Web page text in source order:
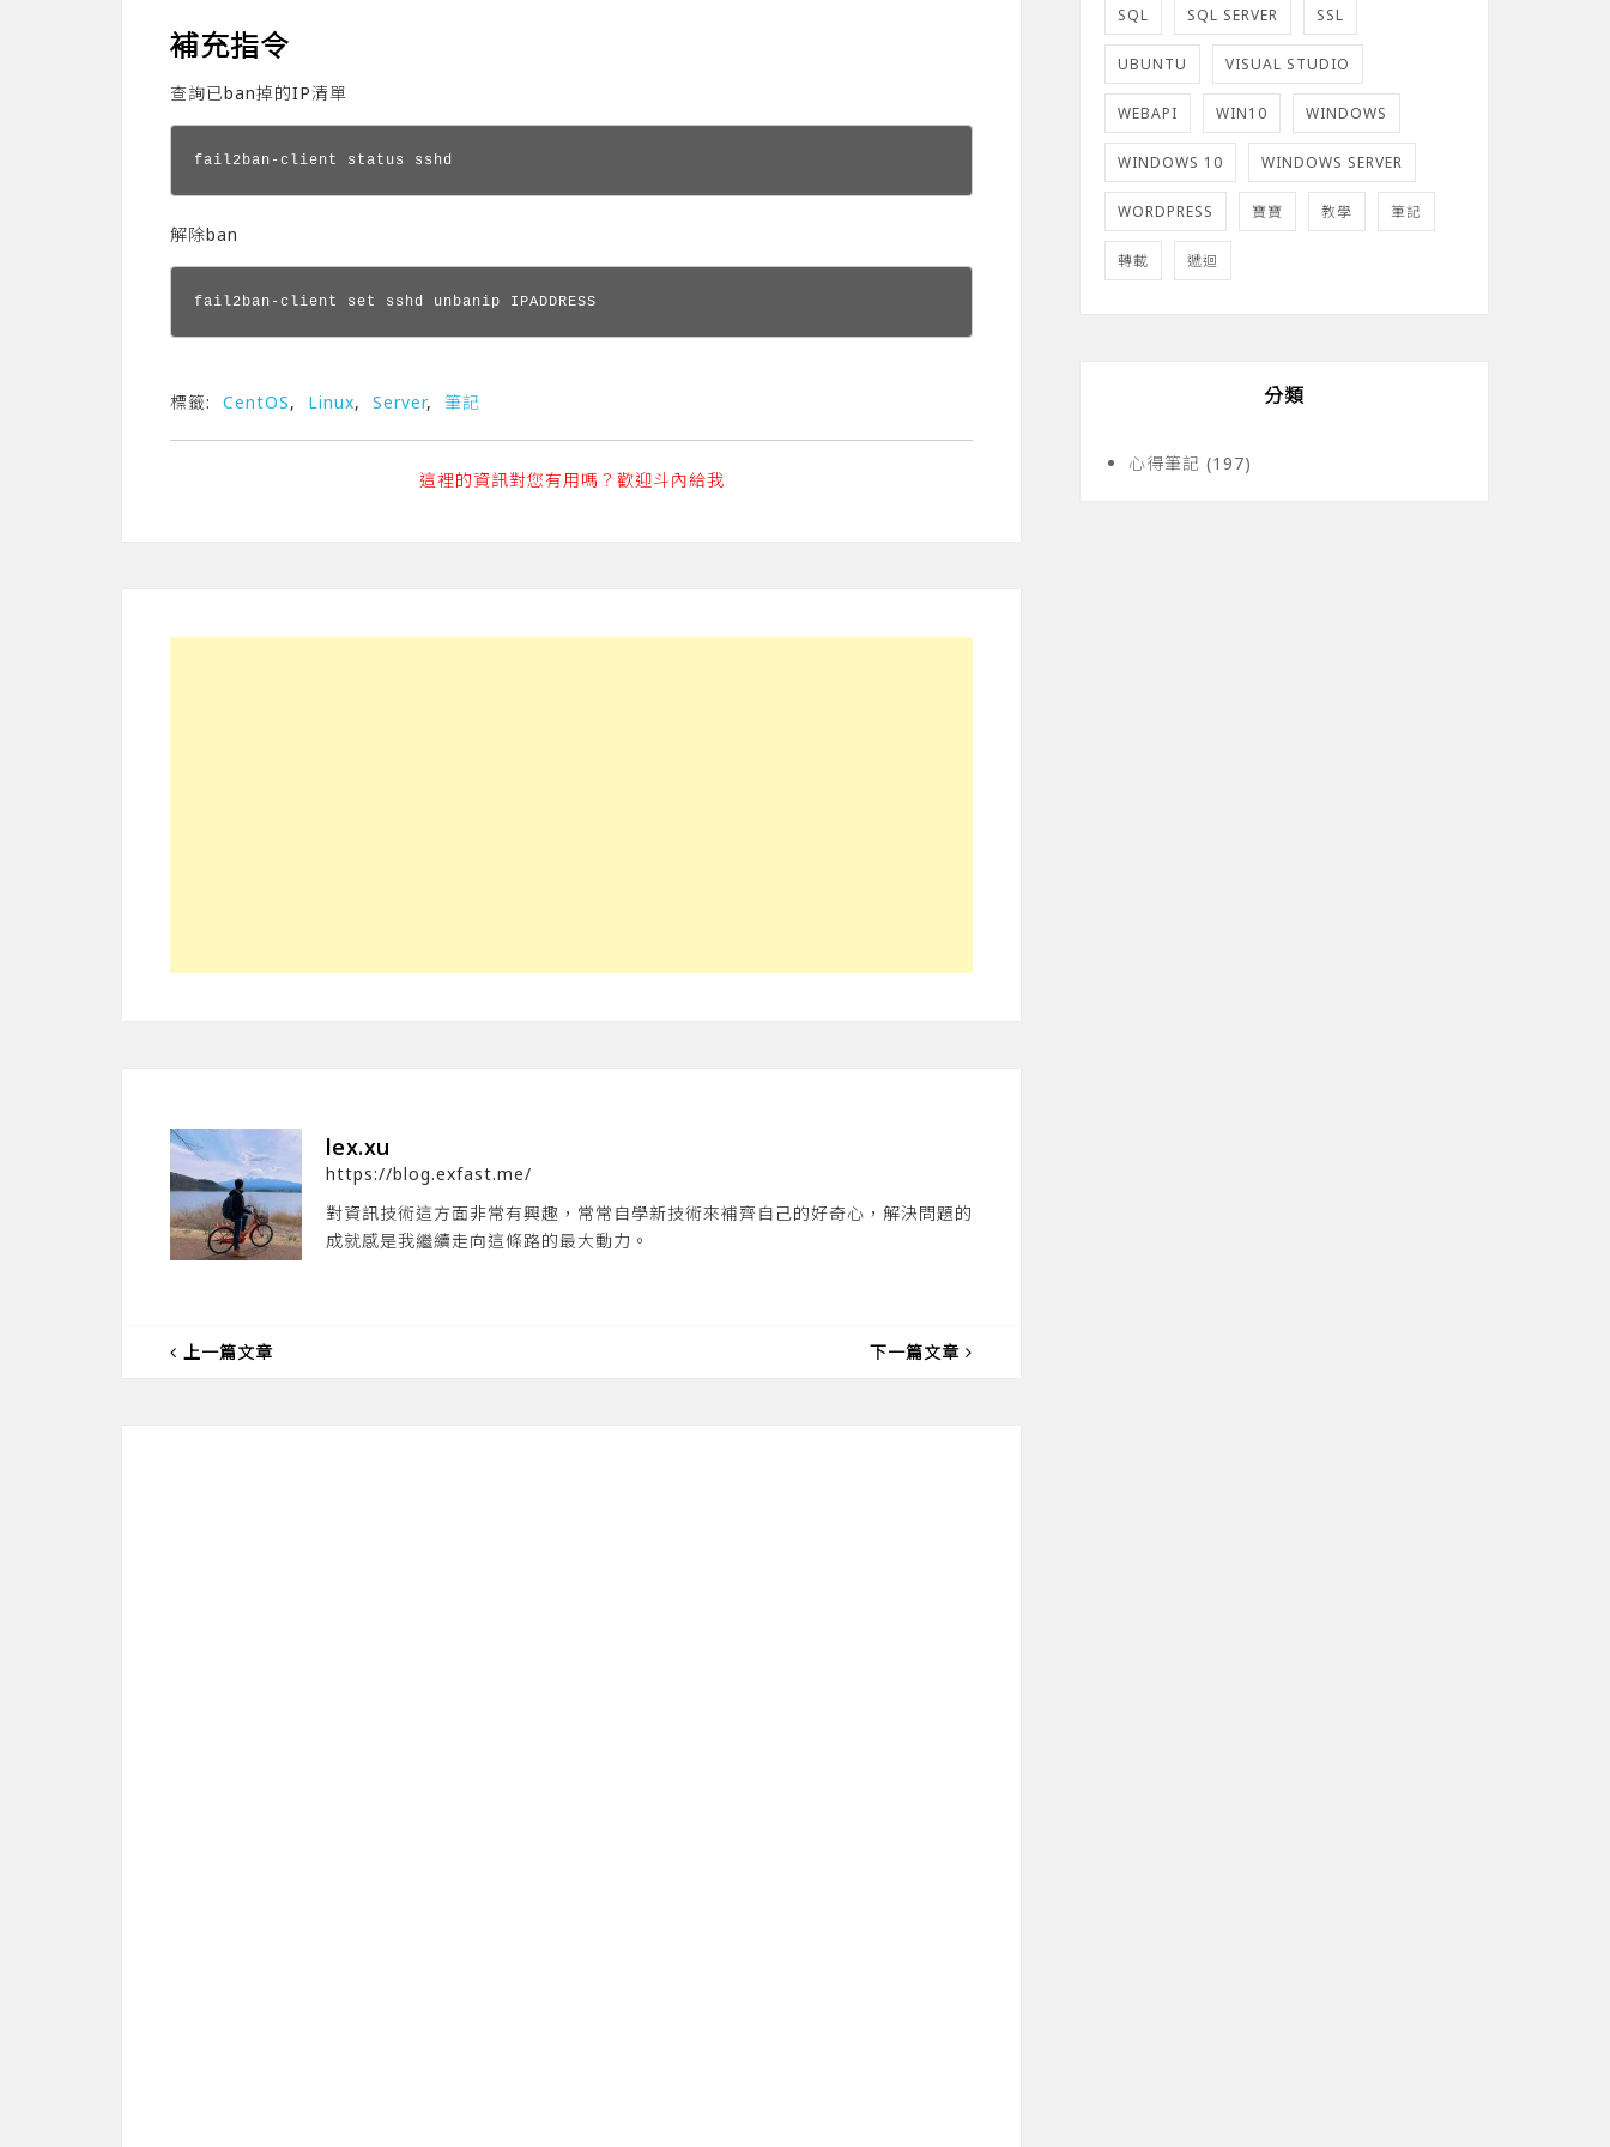
補充指令
查詢已ban掉的IP清單
fail2ban-client status sshd
解除ban
fail2ban-client set sshd unbanip IPADDRESS
標籤: CentOS, Linux, Server, 筆記
這裡的資訊對您有用嗎？歡迎斗內給我
lex.xu
https://blog.exfast.me/
對資訊技術這方面非常有興趣，常常自學新技術來補齊自己的好奇心，解決問題的
成就感是我繼續走向這條路的最大動力。
上一篇文章 下一篇文章
SQL SQL SERVER SSL
UBUNTU VISUAL STUDIO
WEBAPI WIN10 WINDOWS
WINDOWS 10 WINDOWS SERVER
WORDPRESS 寶寶 教學 筆記
轉載 遞迴
分類
心得筆記 (197)